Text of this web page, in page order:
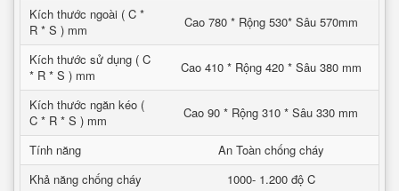
Kích thước ngoài ( C *
R * S ) mm
Cao 780 * Rộng 530* Sâu 570mm
Kích thước sử dụng ( C
* R * S ) mm
Cao 410 * Rộng 420 * Sâu 380 mm
Kích thước ngăn kéo (
C * R * S ) mm
Cao 90 * Rộng 310 * Sâu 330 mm
Tính năng
An Toàn chống cháy
Khả năng chống cháy
1000- 1.200 độ C